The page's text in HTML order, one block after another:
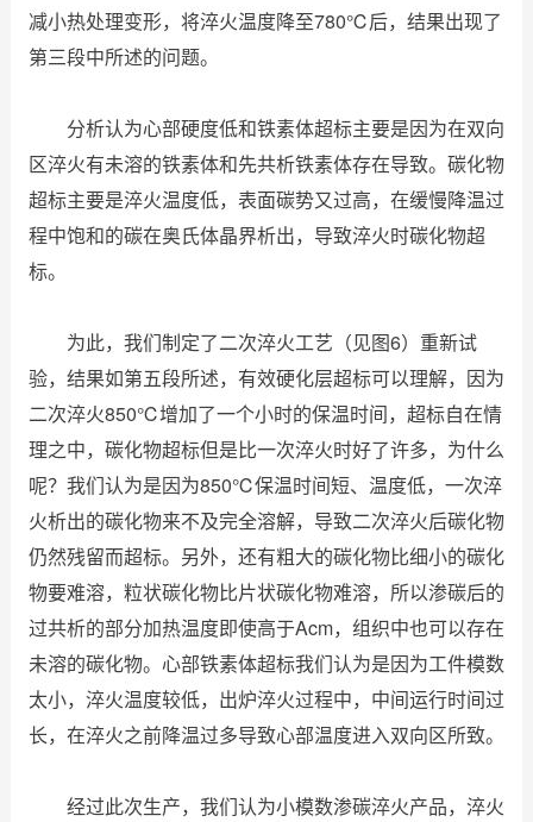
减小热处理变形，将淬火温度降至780℃后，结果出现了
第三段中所述的问题。
分析认为心部硬度低和铁素体超标主要是因为在双向
区淬火有未溶的铁素体和先共析铁素体存在导致。碳化物
超标主要是淬火温度低，表面碳势又过高，在缓慢降温过
程中饱和的碳在奥氏体晶界析出，导致淬火时碳化物超
标。
为此，我们制定了二次淬火工艺（见图6）重新试
验，结果如第五段所述，有效硬化层超标可以理解，因为
二次淬火850℃增加了一个小时的保温时间，超标自在情
理之中，碳化物超标但是比一次淬火时好了许多，为什么
呢？我们认为是因为850℃保温时间短、温度低，一次淬
火析出的碳化物来不及完全溶解，导致二次淬火后碳化物
仍然残留而超标。另外，还有粗大的碳化物比细小的碳化
物要难溶，粒状碳化物比片状碳化物难溶，所以渗碳后的
过共析的部分加热温度即使高于Acm，组织中也可以存在
未溶的碳化物。心部铁素体超标我们认为是因为工件模数
太小，淬火温度较低，出炉淬火过程中，中间运行时间过
长，在淬火之前降温过多导致心部温度进入双向区所致。
经过此次生产，我们认为小模数渗碳淬火产品，淬火